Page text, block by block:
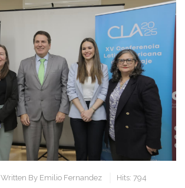
Written By Emilio Fernandez Hits: 794